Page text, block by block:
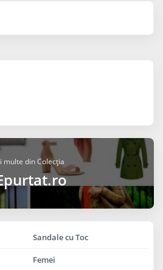
multe din Colecția
Sandale cu Toc
Femei